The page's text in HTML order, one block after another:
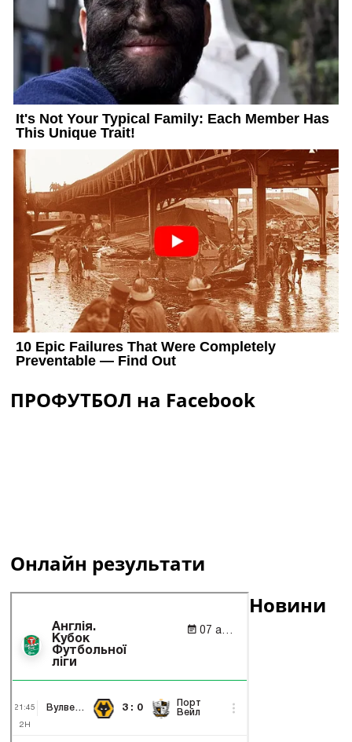
ПРОФУТБОЛ на Facebook
Онлайн результати
Новини